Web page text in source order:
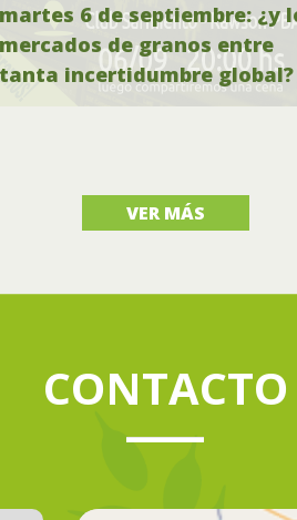
martes 6 de septiembre: ¿y
mercados de granos entre
tanta incertidumbre global?
VER MÁS
CONTACTO